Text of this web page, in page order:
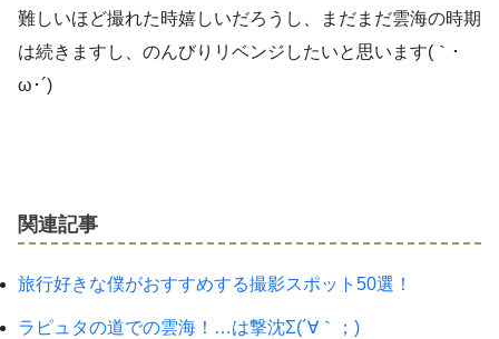
難しいほど撮れた時嬉しいだろうし、まだまだ雲海の時期
は続きますし、のんびりリベンジしたいと思います(｀･
ω･´)ゞ
関連記事
旅行好きな僕がおすすめする撮影スポット50選！
ラピュタの道での雲海！…は撃沈Σ(´∀｀；)